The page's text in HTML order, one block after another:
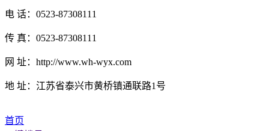
电 话：0523-87308111
传 真：0523-87308111
网 址：http://www.wh-wyx.com
地 址：江苏省泰兴市黄桥镇通联路1号
首页